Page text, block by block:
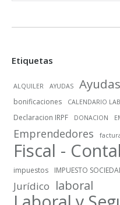
Etiquetas
ALQUILER AYUDAS
bonificaciones CALENDARIO
Declaracion IRPF DONACION
Emprendedores
Fiscal -
impuestos
IMPUESTO
Jurídico laboral